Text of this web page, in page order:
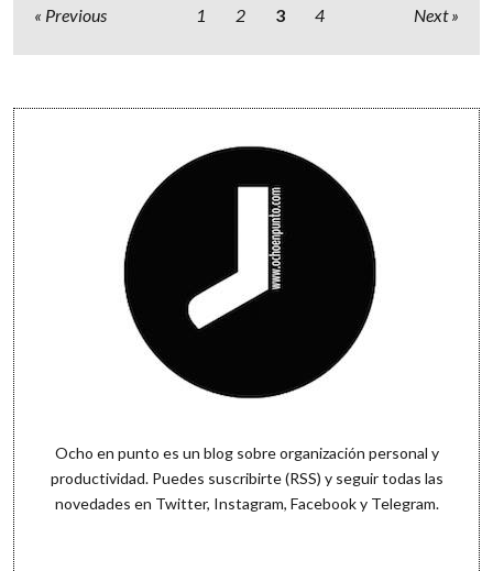
electrónico
Paginación
Previous 1 2 3 4 Next
Sidebar
Ocho en punto es un blog sobre organización personal y
productividad. Puedes suscribirte (RSS) y seguir todas las
novedades en Twitter, Instagram, Facebooky Telegram.